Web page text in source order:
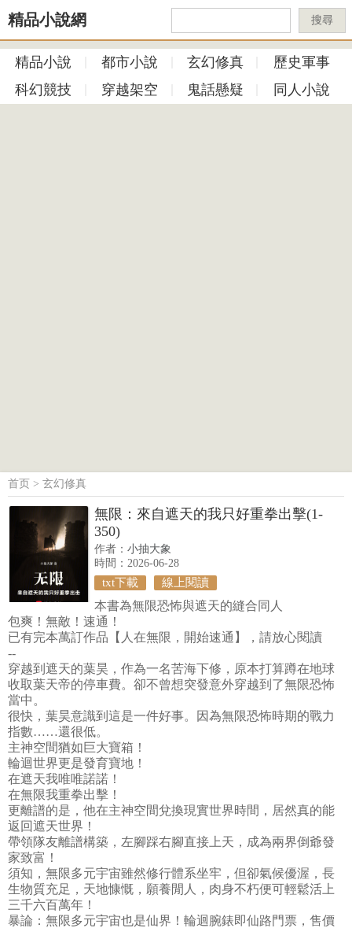
精品小說網 搜尋
精品小說 都市小說 玄幻修真
歷史軍事
科幻競技
穿越架空 鬼話懸疑 同人小說
首页 > 玄幻修真
無限：來自遮天的我只好重拳出擊(1-
350)
作者： 小抽大象
時間：2026-06-28
txt下載 線上閱讀
本書為無限恐怖與遮天的縫合同人
包爽！無敵！速通！
已有完本萬訂作品【人在無限，開始速通】，請放心閱讀
--
穿越到遮天的葉昊，作為一名苦海下修，原本打算蹲在地球
收取葉天帝的停車費。卻不曾想突發意外穿越到了無限恐怖
當中。
很快，葉昊意識到這是一件好事。因為無限恐怖時期的戰力
指數……還很低。
主神空間猶如巨大寶箱！
輪迴世界更是發育寶地！
在遮天我唯唯諾諾！
在無限我重拳出擊！
更離譜的是，他在主神空間兌換現實世界時間，居然真的能
返回遮天世界！
帶領隊友離譜構築，左腳踩右腳直接上天，成為兩界倒爺發
家致富！
須知，無限多元宇宙雖然修行體系坐牢，但卻氣候優渥，長
生物質充足，天地慷慨，願養閒人，肉身不朽便可輕鬆活上
三千六百萬年！
暴論：無限多元宇宙也是仙界！輪迴腕錶即仙路門票，售價